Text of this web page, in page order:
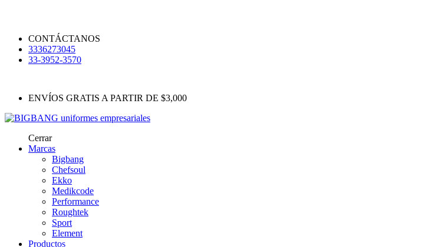
CONTÁCTANOS
3336273045
33-3952-3570
ENVÍOS GRATIS A PARTIR DE $3,000
Cerrar
Marcas
Bigbang
Chefsoul
Ekko
Medikcode
Performance
Roughtek
Sport
Element
Productos